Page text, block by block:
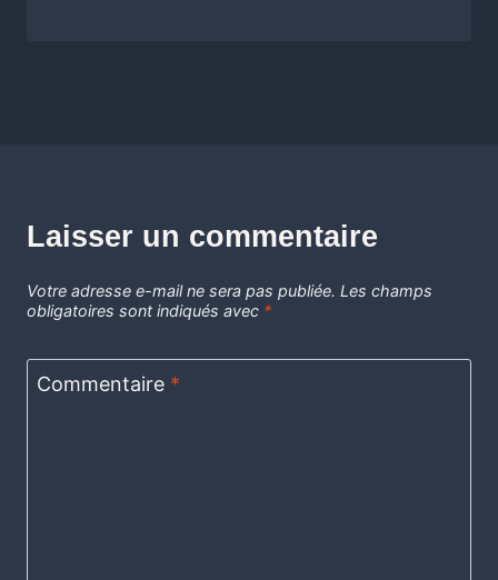
Laisser un commentaire
Votre adresse e-mail ne sera pas publiée. Les champs
obligatoires sont indiqués avec *
Commentaire *